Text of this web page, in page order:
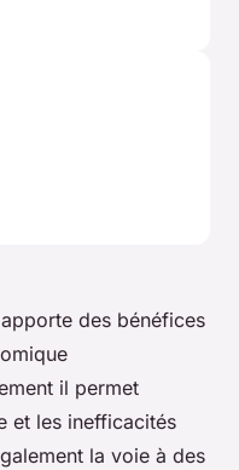
des bénéfices
il permet
et les inefficacités
la voie à des